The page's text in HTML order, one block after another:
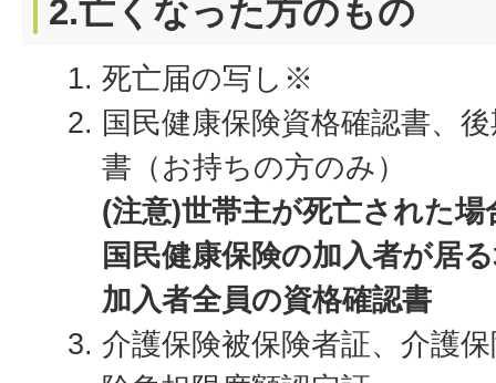
2.亡くなった方のもの
死亡届の写し※
国民健康保険資格確認書、
書（お持ちの方のみ）
(注意)世帯主が死亡された
国民健康保険の加入者が居
加入者全員の資格確認書
介護保険被保険者証、介護